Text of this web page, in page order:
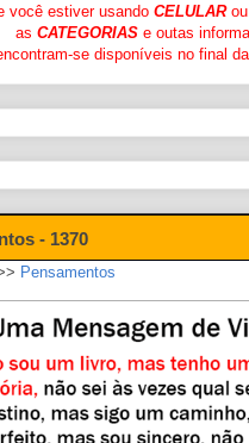
você estiver usando CELULARou
as CATEGORIASe outas
se disponíveis no final da
- 1370
Pensamentos